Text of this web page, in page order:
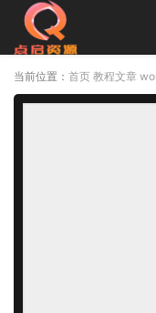
当前位置： 首页 教程文章